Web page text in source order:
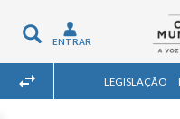
Toggle
navigation
ENTRAR
LEGISLAÇÃO